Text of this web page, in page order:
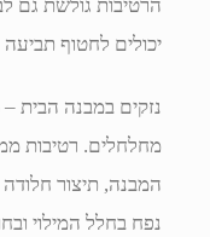
הרטיבות גולשת גם
יכולים לחטוף
נזקים במבנה הבית
מחלחלים. רטיבות
המבנה, תיצור חלודה
נפח בחלל המילוי